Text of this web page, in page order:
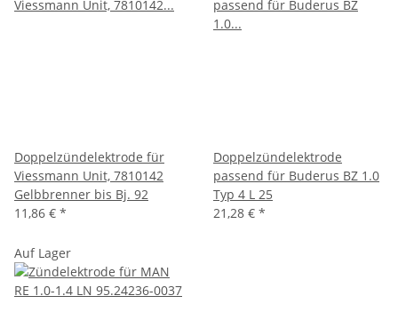
Doppelzündelektrode für
Viessmann Unit, 7810142
Gelbbrenner bis Bj. 92
11,86 € *
Doppelzündelektrode
passend für Buderus BZ 1.0
Typ 4 L 25
21,28 € *
Auf Lager